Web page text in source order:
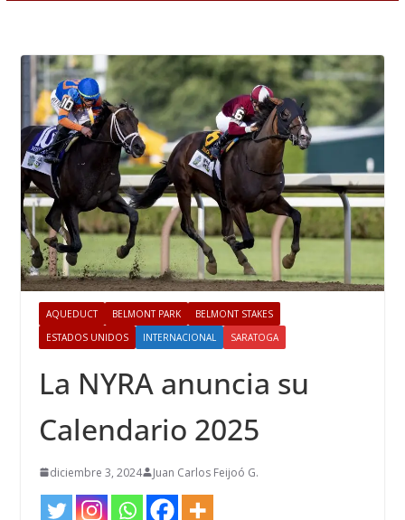
AQUEDUCT BELMONT PARK
BELMONT STAKES
ESTADOS UNIDOS
INTERNACIONAL SARATOGA
La NYRA anuncia su
Calendario 2025
diciembre 3, 2024 Juan Carlos Feijoó G.